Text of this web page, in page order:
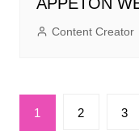
APPETON
Content Creator
Posts
pagination
1 2 3